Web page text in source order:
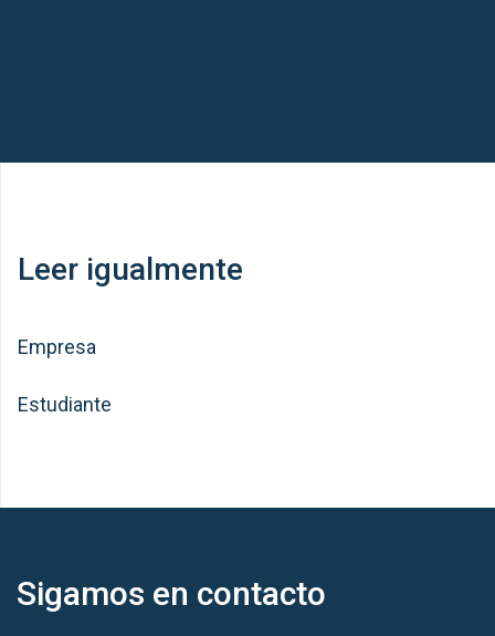
Leer igualmente
Empresa
Estudiante
Sigamos en contacto